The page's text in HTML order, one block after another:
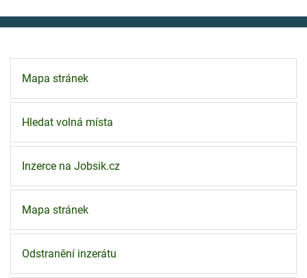
Mapa stránek
Hledat volná místa
Inzerce na Jobsik.cz
Mapa stránek
Odstranění inzerátu